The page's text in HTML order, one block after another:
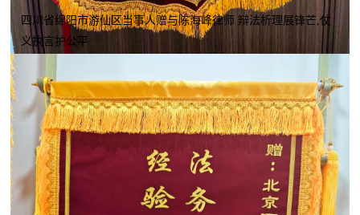
四川省绵阳市游仙区当事人赠与陈海峰律师 辩法析理展锋芒,仗
义执言护公平